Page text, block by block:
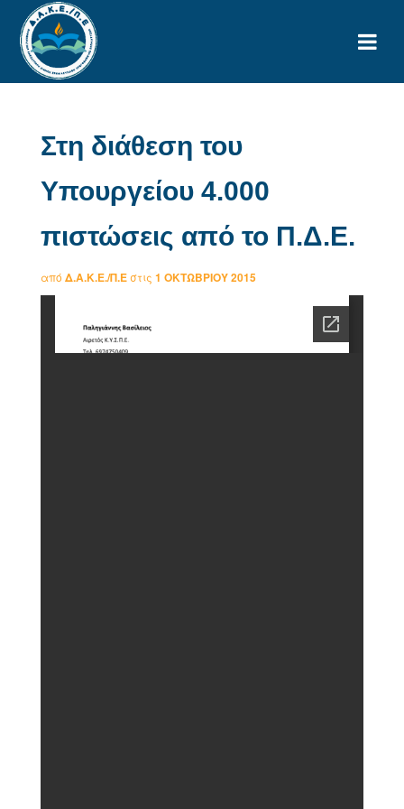
Στη διάθεση του
Υπουργείου 4.000
πιστώσεις από το Π.Δ.Ε.
από Δ.Α.Κ.Ε./Π.Εστις 1 ΟΚΤΩΒΡΊΟΥ 2015